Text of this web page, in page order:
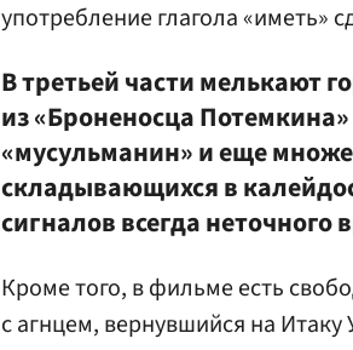
употребление глагола «иметь»
В третьей части мелькают
из «Броненосца
«мусульманин» и еще
складывающихся в
сигналов всегда неточного
Кроме того, в фильме есть
с агнцем, вернувшийся на Итаку